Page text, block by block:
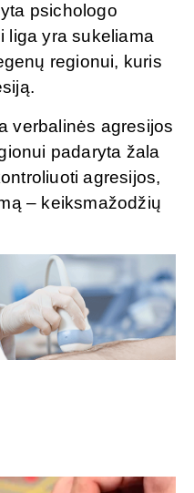
psichologo
liga yra sukeliama
regionui, kuris
verbalinės agresijos
padaryta žala
agresijos,
– keiksmažodžių